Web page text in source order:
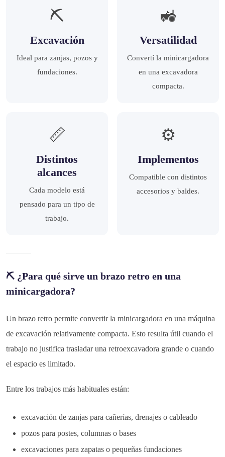
⛏️
Excavación
Ideal para zanjas, pozos y
fundaciones.
🚜
Versatilidad
Convertí la minicargadora
en una excavadora
compacta.
📏
Distintos
alcances
Cada modelo está
pensado para un tipo de
trabajo.
⚙️
Implementos
Compatible con distintos
accesorios y baldes.
⛏️ ¿Para qué sirve un brazo retro en una
minicargadora?
Un brazo retro permite convertir la minicargadora en una máquina
de excavación relativamente compacta. Esto resulta útil cuando el
trabajo no justifica trasladar una retroexcavadora grande o cuando
el espacio es limitado.
Entre los trabajos más habituales están:
excavación de zanjas para cañerías, drenajes o cableado
pozos para postes, columnas o bases
excavaciones para zapatas o pequeñas fundaciones